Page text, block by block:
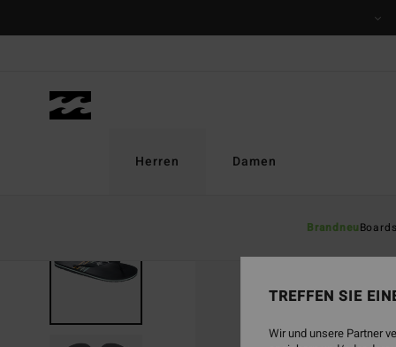
Herren
Brandneu
Damen
TREFFEN SIE
Wir und unsere Partner